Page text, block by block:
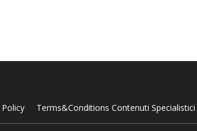
Terms&Conditions Contenuti Specialistici